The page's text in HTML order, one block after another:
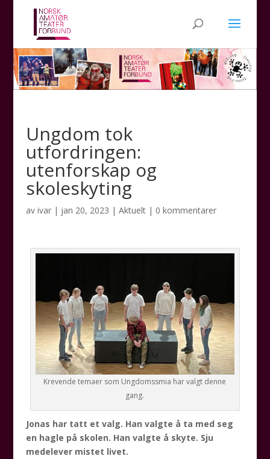
Ungdom tok
utfordringen:
utenforskap og
skoleskyting
av ivar| jan 20, 2023 | Aktuelt| 0 kommentarer
Krevende temaer som Ungdomssmia har valgt denne
gang.
Jonas har tatt et valg. Han valgte å ta med seg
en hagle på skolen. Han valgte å skyte. Sju
medelever mistet livet.